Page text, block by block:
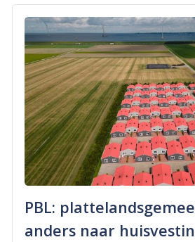
PBL:
anders naar